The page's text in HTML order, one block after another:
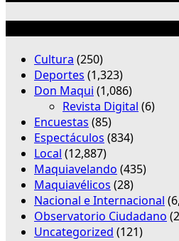
Cultura (250)
Deportes (1,323)
Don Maqui (1,086)
Revista Digital (6)
Encuestas (85)
Espectáculos (834)
Local (12,887)
Maquiavelando (435)
Maquiavélicos (28)
Nacional e Internacional
Observatorio Ciudadano
Uncategorized (121)